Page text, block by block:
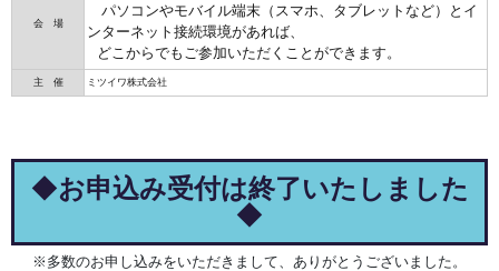
会 場
パソコンやモバイル端末（スマホ、タブレットなど）とイ
ンターネット接続環境があれば、
どこからでもご参加いただくことができます。
主 催 ミツイワ株式会社
◆お申込み受付は終了いたしました
◆
※多数のお申し込みをいただきまして、ありがとうございました。